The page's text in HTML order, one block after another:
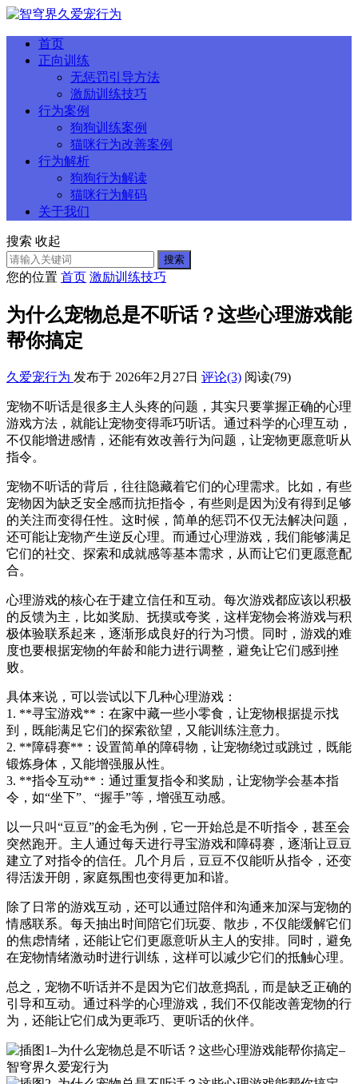
首页
正向训练
无惩罚引导方法
激励训练技巧
行为案例
狗狗训练案例
猫咪行为改善案例
行为解析
狗狗行为解读
猫咪行为解码
关于我们
搜索 收起
搜索
您的位置 首页 激励训练技巧
为什么宠物总是不听话？这些心理游戏能
帮你搞定
久爱宠行为 发布于 2026年2月27日 评论(3) 阅读(79)
宠物不听话是很多主人头疼的问题，其实只要掌握正确的心理
游戏方法，就能让宠物变得乖巧听话。通过科学的心理互动，
不仅能增进感情，还能有效改善行为问题，让宠物更愿意听从
指令。
宠物不听话的背后，往往隐藏着它们的心理需求。比如，有些
宠物因为缺乏安全感而抗拒指令，有些则是因为没有得到足够
的关注而变得任性。这时候，简单的惩罚不仅无法解决问题，
还可能让宠物产生逆反心理。而通过心理游戏，我们能够满足
它们的社交、探索和成就感等基本需求，从而让它们更愿意配
合。
心理游戏的核心在于建立信任和互动。每次游戏都应该以积极
的反馈为主，比如奖励、抚摸或夸奖，这样宠物会将游戏与积
极体验联系起来，逐渐形成良好的行为习惯。同时，游戏的难
度也要根据宠物的年龄和能力进行调整，避免让它们感到挫
败。
具体来说，可以尝试以下几种心理游戏：
1. **寻宝游戏**：在家中藏一些小零食，让宠物根据提示找
到，既能满足它们的探索欲望，又能训练注意力。
2. **障碍赛**：设置简单的障碍物，让宠物绕过或跳过，既能
锻炼身体，又能增强服从性。
3. **指令互动**：通过重复指令和奖励，让宠物学会基本指
令，如“坐下”、“握手”等，增强互动感。
以一只叫“豆豆”的金毛为例，它一开始总是不听指令，甚至会
突然跑开。主人通过每天进行寻宝游戏和障碍赛，逐渐让豆豆
建立了对指令的信任。几个月后，豆豆不仅能听从指令，还变
得活泼开朗，家庭氛围也变得更加和谐。
除了日常的游戏互动，还可以通过陪伴和沟通来加深与宠物的
情感联系。每天抽出时间陪它们玩耍、散步，不仅能缓解它们
的焦虑情绪，还能让它们更愿意听从主人的安排。同时，避免
在宠物情绪激动时进行训练，这样可以减少它们的抵触心理。
总之，宠物不听话并不是因为它们故意捣乱，而是缺乏正确的
引导和互动。通过科学的心理游戏，我们不仅能改善宠物的行
为，还能让它们成为更乖巧、更听话的伙伴。